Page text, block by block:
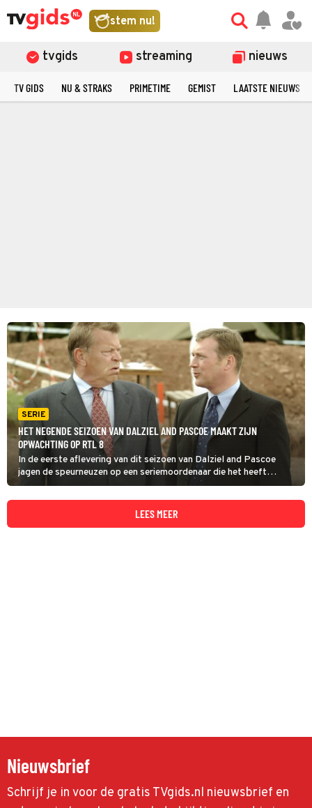
stem nu!
tvgids streaming nieuws
TV GIDS NU & STRAKS PRIMETIME GEMIST LAATSTE NIEUWS
SERIE
HET NEGENDE SEIZOEN VAN DALZIEL AND PASCOE MAAKT ZIJN
OPWACHTING OP RTL 8
In de eerste aflevering van dit seizoen van Dalziel and Pascoe
jagen de speurneuzen op een seriemoordenaar die het heeft
voorzien op verpleegsters. Wanneer de maniak opnieuw dreigt toe
te slaan, zet Dalziel een nogal onconventionele valstrik op.
LEES MEER
Nieuwsbrief
Schrijf je in voor de gratis TVgids.nl nieuwsbrief en